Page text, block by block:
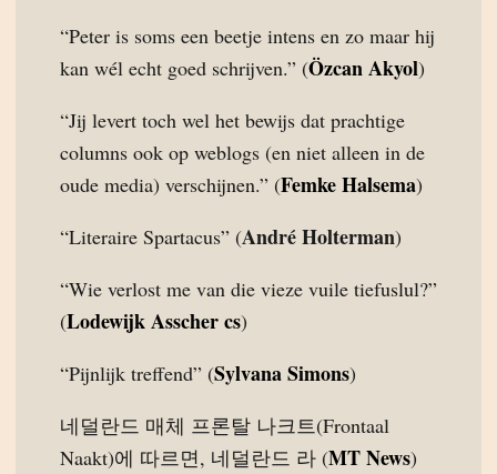
“Peter is soms een beetje intens en zo maar hij
kan wél echt goed schrijven.” (Özcan Akyol)
“Jij levert toch wel het bewijs dat prachtige
columns ook op weblogs (en niet alleen in de
oude media) verschijnen.” (Femke Halsema)
“Literaire Spartacus” (André Holterman)
“Wie verlost me van die vieze vuile tiefuslul?”
(Lodewijk Asscher cs)
“Pijnlijk treffend” (Sylvana Simons)
네덜란드 매체 프론탈 나크트(Frontaal
Naakt)에 따르면, 네덜란드 라 (MT News)